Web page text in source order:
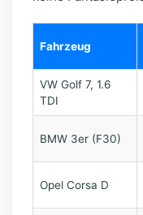
Fahrzeug
VW Golf 7, 1.6
TDI
BMW 3er (F30)
Opel Corsa D